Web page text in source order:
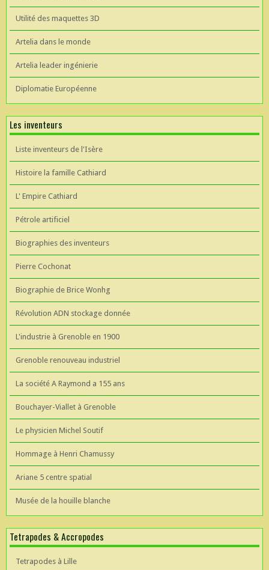
Utilité des maquettes 3D
Artelia dans le monde
Artelia leader ingénierie
Diplomatie Européenne
Les inventeurs
Liste inventeurs de l'Isère
Histoire la famille Cathiard
L' Empire Cathiard
Pétrole artificiel
Biographies des inventeurs
Pierre Cochonat
Biographie de Brice Wonhg
Révolution ADN stockage donnée
L'industrie à Grenoble en 1900
Grenoble renouveau industriel
La société A Raymond a 155 ans
Bouchayer-Viallet à Grenoble
Le physicien Michel Soutif
Hommage à Henri Chamussy
Ariane 5 centre spatial
Musée de la houille blanche
Tetrapodes & Accropodes
Tetrapodes à Lille